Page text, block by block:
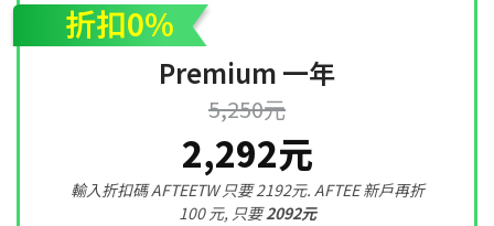
折扣0%
Premium 一年
5,250元
2,292元
輸入折扣碼 AFTEETW 只要 2192元. AFTEE 新戶再折
100 元, 只要2092元